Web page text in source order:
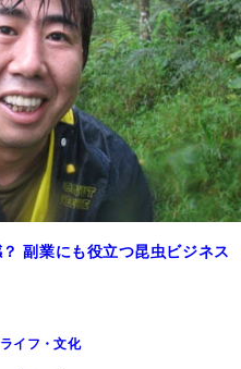
副業にも役立つ昆虫ビジネス
ライフ・文化